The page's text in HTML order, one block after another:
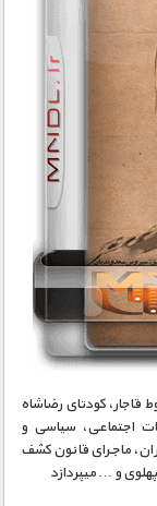
قاجار، کودتای رضاشاه
اجتماعی، سیاسی و
ماجرای قانون کشف
و … میپردازد